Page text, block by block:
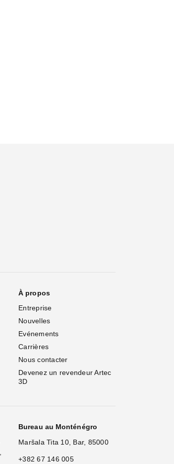
À propos
Entreprise
Nouvelles
Evénements
Carrières
Nous contacter
Devenez un revendeur Artec
3D
Bureau au Monténégro
Maršala Tita 10, Bar, 85000
+382 67 146 005